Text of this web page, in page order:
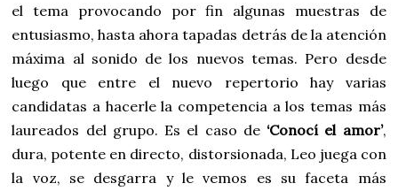
el tema provocando por fin algunas muestras de
entusiasmo, hasta ahora tapadas detrás de la atención
máxima al sonido de los nuevos temas. Pero desde
luego que entre el nuevo repertorio hay varias
candidatas a hacerle la competencia a los temas más
laureados del grupo. Es el caso de ‘Conocí el amor’,
dura, potente en directo, distorsionada, Leo juega con
la voz, se desgarra y le vemos es su faceta más